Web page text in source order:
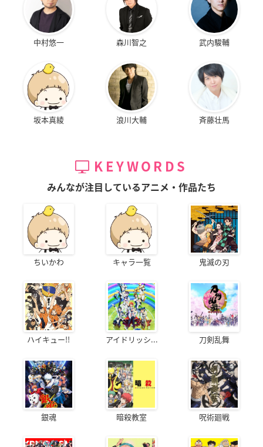
中村悠一 森川智之 武内駿輔
坂本真綾 浪川大輔 斉藤壮馬
KEYWORDS
みんなが注目しているアニメ・作品たち
ちいかわ キャラ一覧 鬼滅の刃
ハイキュー!! アイドリッシ... 刀剣乱舞
銀魂 暗殺教室 呪術廻戦